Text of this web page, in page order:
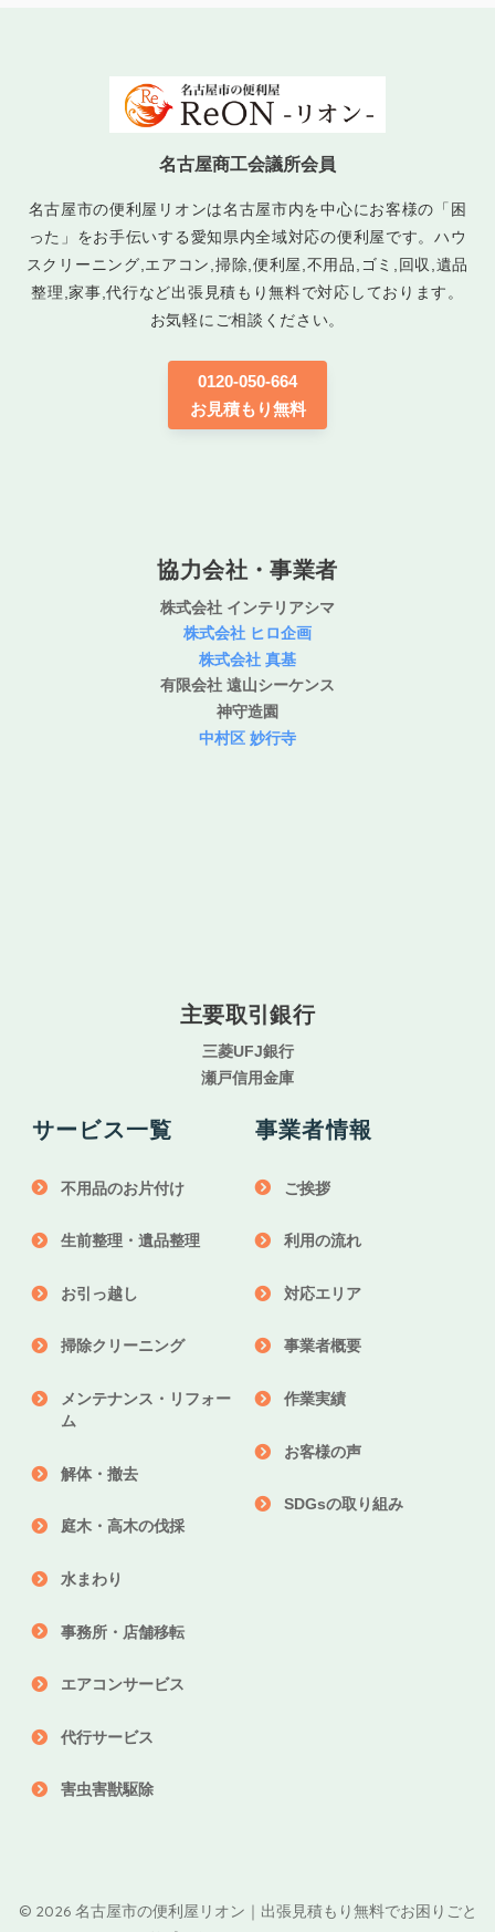
名古屋商工会議所会員
名古屋市の便利屋リオンは名古屋市内を中心にお客様の「困
った」をお手伝いする愛知県内全域対応の便利屋です。ハウ
スクリーニング,エアコン,掃除,便利屋,不用品,ゴミ,回収,遺品
整理,家事,代行など出張見積もり無料で対応しております。
お気軽にご相談ください。
0120-050-664
お見積もり無料
協力会社・事業者
株式会社 インテリアシマ
株式会社 ヒロ企画
株式会社 真基
有限会社 遠山シーケンス
神守造園
中村区 妙行寺
主要取引銀行
三菱UFJ銀行
瀬戸信用金庫
サービス一覧
不用品のお片付け
生前整理・遺品整理
お引っ越し
掃除クリーニング
メンテナンス・リフォー
ム
解体・撤去
庭木・高木の伐採
水まわり
事務所・店舗移転
エアコンサービス
代行サービス
害虫害獣駆除
事業者情報
ご挨拶
利用の流れ
対応エリア
事業者概要
作業実績
お客様の声
SDGsの取り組み
© 2026 名古屋市の便利屋リオン｜出張見積もり無料でお困りごと